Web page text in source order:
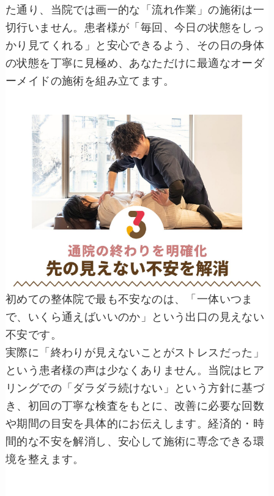
た通り、当院では画一的な「流れ作業」の施術は一
切行いません。患者様が「毎回、今日の状態をしっ
かり見てくれる」と安心できるよう、その日の身体
の状態を丁寧に見極め、あなただけに最適なオーダ
ーメイドの施術を組み立てます。
初めての整体院で最も不安なのは、「一体いつま
で、いくら通えばいいのか」という出口の見えない
不安です。
実際に「終わりが見えないことがストレスだった」
という患者様の声は少なくありません。当院はヒア
リングでの「ダラダラ続けない」という方針に基づ
き、初回の丁寧な検査をもとに、改善に必要な回数
や期間の目安を具体的にお伝えします。経済的・時
間的な不安を解消し、安心して施術に専念できる環
境を整えます。